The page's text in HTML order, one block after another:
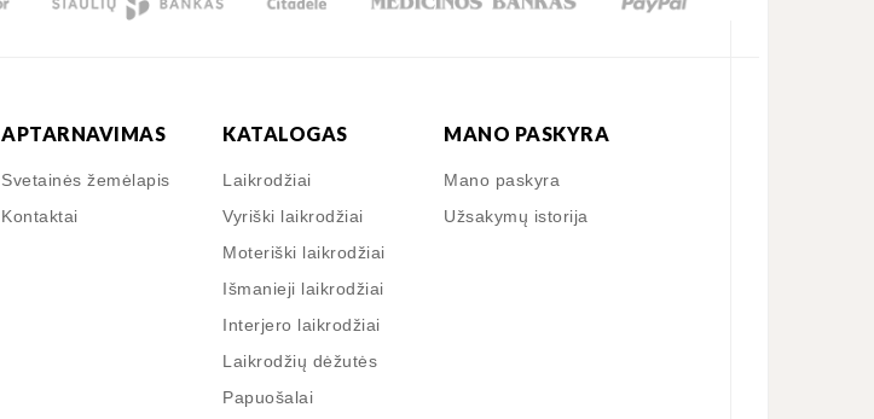
APTARNAVIMAS
Svetainės žemėlapis
Kontaktai
KATALOGAS
Laikrodžiai
Vyriški laikrodžiai
Moteriški laikrodžiai
Išmanieji laikrodžiai
Interjero laikrodžiai
Laikrodžių dėžutės
Papuošalai
MANO PASKYRA
Mano paskyra
Užsakymų istorija